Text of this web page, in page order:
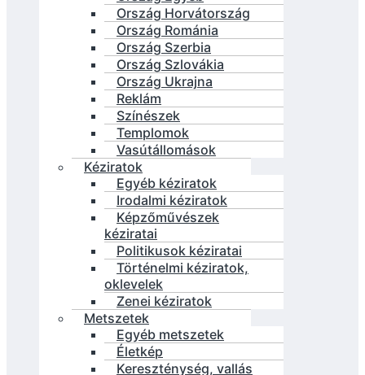
Ország Horvátország
Ország Románia
Ország Szerbia
Ország Szlovákia
Ország Ukrajna
Reklám
Színészek
Templomok
Vasútállomások
Kéziratok
Egyéb kéziratok
Irodalmi kéziratok
Képzőművészek
kéziratai
Politikusok kéziratai
Történelmi kéziratok,
oklevelek
Zenei kéziratok
Metszetek
Egyéb metszetek
Életkép
Kereszténység, vallás